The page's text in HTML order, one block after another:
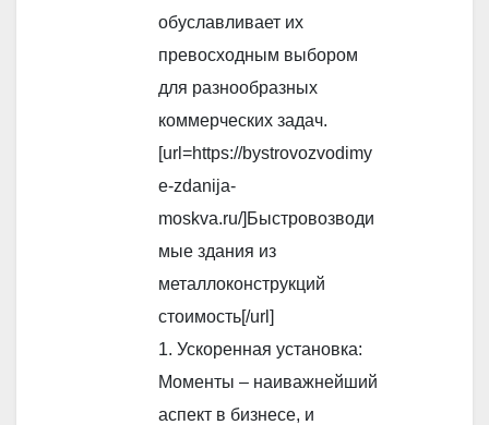
обуславливает их
превосходным выбором
для разнообразных
коммерческих задач.
[url=https://bystrovozvodimy
e-zdanija-
moskva.ru/]Быстровозводи
мые здания из
металлоконструкций
стоимость[/url]
1. Ускоренная установка:
Моменты – наиважнейший
аспект в бизнесе, и